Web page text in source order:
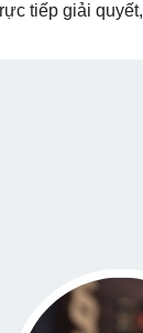
tiếp giải